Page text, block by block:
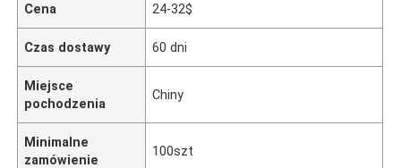
Cena 24-32$
Czas dostawy 60 dni
Miejsce
pochodzenia
Chiny
Minimalne
zamówienie
100szt